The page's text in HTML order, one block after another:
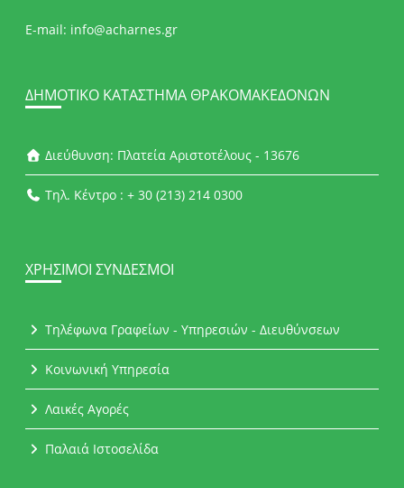
E-mail: info@acharnes.gr
ΔΗΜΟΤΙΚΌ ΚΑΤΆΣΤΗΜΑ ΘΡΑΚΟΜΑΚΕΔΌΝΩΝ
Διεύθυνση: Πλατεία Αριστοτέλους - 13676
Τηλ. Κέντρο : + 30 (213) 214 0300
ΧΡΉΣΙΜΟΙ ΣΎΝΔΕΣΜΟΙ
Τηλέφωνα Γραφείων - Υπηρεσιών - Διευθύνσεων
Κοινωνική Υπηρεσία
Λαικές Αγορές
Παλαιά Ιστοσελίδα